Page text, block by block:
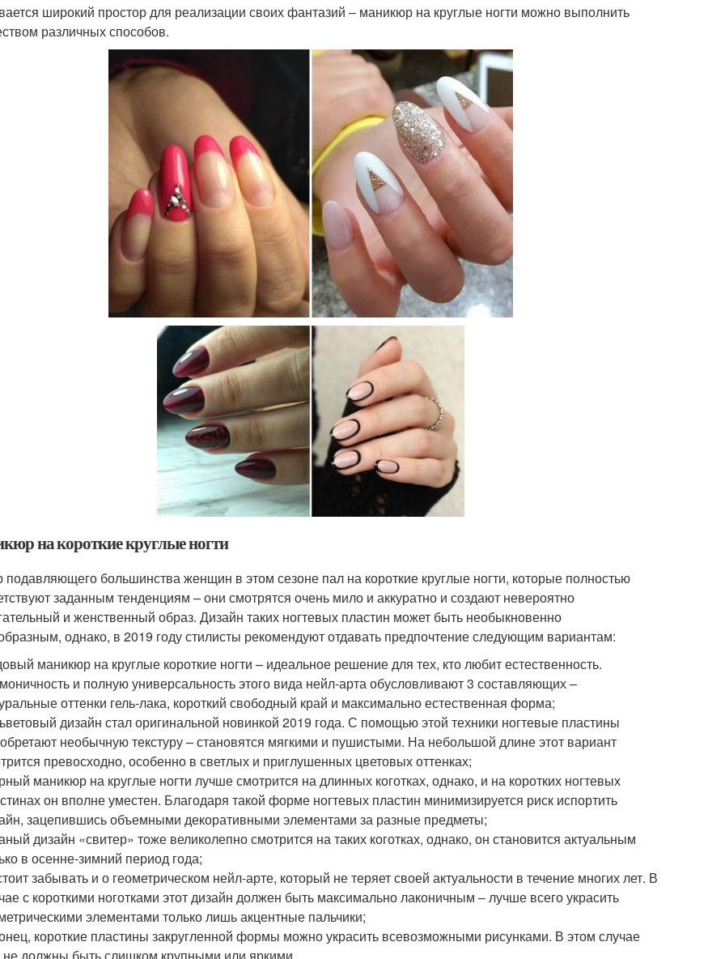
широкий простор для реализации своих фантазий – маникюр на круглые ногти можно выполнить
различных способов.
на короткие круглые ногти
большинства женщин в этом сезоне пал на короткие круглые ногти, которые полностью
заданным тенденциям – они смотрятся очень мило и аккуратно и создают невероятно
и женственный образ. Дизайн таких ногтевых пластин может быть необыкновенно
однако, в 2019 году стилисты рекомендуют отдавать предпочтение следующим вариантам:
маникюр на круглые короткие ногти – идеальное решение для тех, кто любит естественность.
и полную универсальность этого вида нейл-арта обусловливают 3 составляющих –
оттенки гель-лака, короткий свободный край и максимально естественная форма;
дизайн стал оригинальной новинкой 2019 года. С помощью этой техники ногтевые пластины
необычную текстуру – становятся мягкими и пушистыми. На небольшой длине этот вариант
превосходно, особенно в светлых и приглушенных цветовых оттенках;
маникюр на круглые ногти лучше смотрится на длинных коготках, однако, и на коротких ногтевых
он вполне уместен. Благодаря такой форме ногтевых пластин минимизируется риск испортить
зацепившись объемными декоративными элементами за разные предметы;
дизайн «свитер» тоже великолепно смотрится на таких коготках, однако, он становится актуальным
в осенне-зимний период года;
забывать и о геометрическом нейл-арте, который не теряет своей актуальности в течение многих лет. В
с короткими ноготками этот дизайн должен быть максимально лаконичным – лучше всего украсить
элементами только лишь акцентные пальчики;
короткие пластины закругленной формы можно украсить всевозможными рисунками. В этом случае